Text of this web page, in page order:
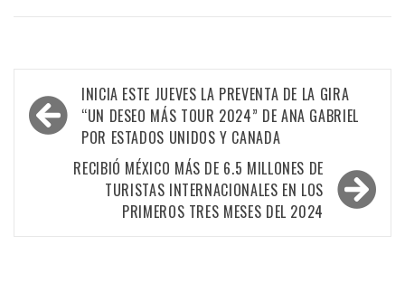
Navegación
de
entradas
INICIA ESTE JUEVES LA PREVENTA DE LA GIRA
“UN DESEO MÁS TOUR 2024” DE ANA GABRIEL
POR ESTADOS UNIDOS Y CANADA
RECIBIÓ MÉXICO MÁS DE 6.5 MILLONES DE
TURISTAS INTERNACIONALES EN LOS
PRIMEROS TRES MESES DEL 2024